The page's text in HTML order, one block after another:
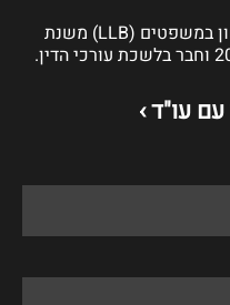
עו”ד אייל פייפר בעל תואר ראשון במשפטים (LLB) משנת
עם עו"ד ›